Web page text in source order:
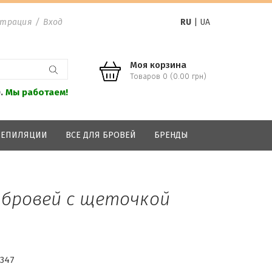
/ Вход RU| UA
Мы работаем!
Моя корзина
Товаров 0 (0.00 грн)
ВСЕ ДЛЯ БРОВЕЙ БРЕНДЫ
с щеточкой